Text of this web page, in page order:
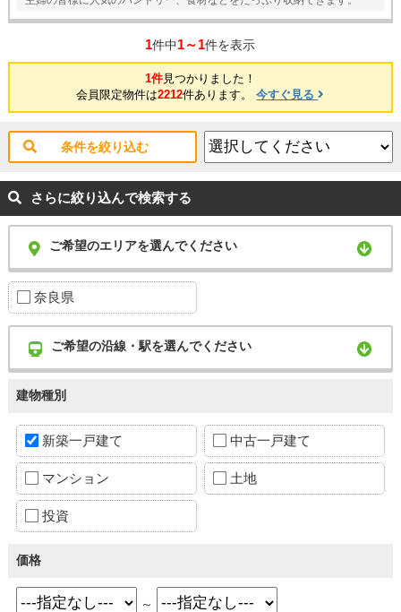
1件中1～1件を表示
1件見つかりました！
会員限定物件は2212件あります。今すぐ見る
条件を絞り込む
さらに絞り込んで検索する
ご希望のエリアを選んでください
奈良県
ご希望の沿線・駅を選んでください
建物種別
新築一戸建て 中古一戸建て
マンション 土地
投資
価格
～